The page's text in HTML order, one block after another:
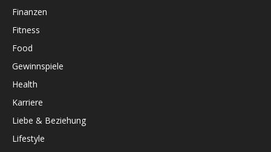
Finanzen
Fitness
Food
Gewinnspiele
Health
Karriere
Liebe & Beziehung
Lifestyle